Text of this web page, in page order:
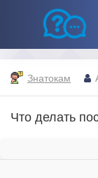
Знатокам
Что делать